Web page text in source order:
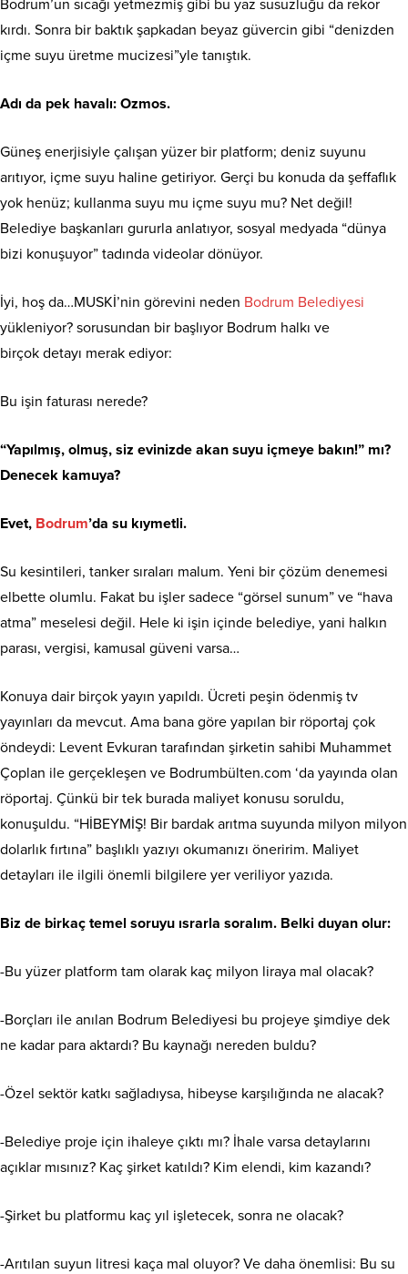
Bodrum’un sıcağı yetmezmiş gibi bu yaz susuzluğu da rekor
kırdı. Sonra bir baktık şapkadan beyaz güvercin gibi “denizden
içme suyu üretme mucizesi”yle tanıştık.
Adı da pek havalı: Ozmos.
Güneş enerjisiyle çalışan yüzer bir platform; deniz suyunu
arıtıyor, içme suyu haline getiriyor. Gerçi bu konuda da şeffaflık
yok henüz; kullanma suyu mu içme suyu mu? Net değil!
Belediye başkanları gururla anlatıyor, sosyal medyada “dünya
bizi konuşuyor” tadında videolar dönüyor.
İyi, hoş da…MUSKİ’nin görevini neden Bodrum Belediyesi
yükleniyor? sorusundan bir başlıyor Bodrum halkı ve
birçok detayı merak ediyor:
Bu işin faturası nerede?
“Yapılmış, olmuş, siz evinizde akan suyu içmeye bakın!” mı?
Denecek kamuya?
Evet, Bodrum’da su kıymetli.
Su kesintileri, tanker sıraları malum. Yeni bir çözüm denemesi
elbette olumlu. Fakat bu işler sadece “görsel sunum” ve “hava
atma” meselesi değil. Hele ki işin içinde belediye, yani halkın
parası, vergisi, kamusal güveni varsa…
Konuya dair birçok yayın yapıldı. Ücreti peşin ödenmiş tv
yayınları da mevcut. Ama bana göre yapılan bir röportaj çok
öndeydi: Levent Evkuran tarafından şirketin sahibi Muhammet
Çoplan ile gerçekleşen ve Bodrumbülten.com ‘da yayında olan
röportaj. Çünkü bir tek burada maliyet konusu soruldu,
konuşuldu. “HİBEYMİŞ! Bir bardak arıtma suyunda milyon milyon
dolarlık fırtına” başlıklı yazıyı okumanızı öneririm. Maliyet
detayları ile ilgili önemli bilgilere yer veriliyor yazıda.
Biz de birkaç temel soruyu ısrarla soralım. Belki duyan olur:
-Bu yüzer platform tam olarak kaç milyon liraya mal olacak?
-Borçları ile anılan Bodrum Belediyesi bu projeye şimdiye dek
ne kadar para aktardı? Bu kaynağı nereden buldu?
-Özel sektör katkı sağladıysa, hibeyse karşılığında ne alacak?
-Belediye proje için ihaleye çıktı mı? İhale varsa detaylarını
açıklar mısınız? Kaç şirket katıldı? Kim elendi, kim kazandı?
-Şirket bu platformu kaç yıl işletecek, sonra ne olacak?
-Arıtılan suyun litresi kaça mal oluyor? Ve daha önemlisi: Bu su